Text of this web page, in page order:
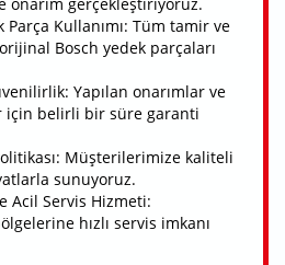
Kullanımı: Tüm tamir ve
Bosch yedek parçaları
Yapılan onarımlar ve
için belirli bir süre garanti
Müşterilerimize kaliteli
sunuyoruz.
Acil Servis Hizmeti:
hızlı servis imkanı